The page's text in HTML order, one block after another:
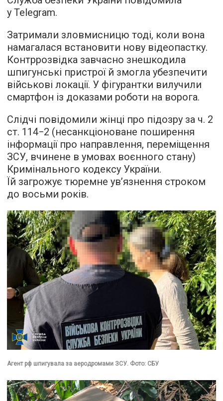
у Telegram.
Затримали зловмисницю тоді, коли вона
намагалася встановити нову відеопастку.
Контррозвідка завчасно знешкодила
шпигунські пристрої й змогла убезпечити
військові локації. У фігурантки вилучили
смартфон із доказами роботи на ворога.
Слідчі повідомили жінці про підозру за ч. 2
ст. 114−2 (несанкціоноване поширення
інформації про направлення, переміщення
ЗСУ, вчинене в умовах воєнного стану)
Кримінального кодексу України.
Їй загрожує тюремне ув’язнення строком
до восьми років.
Агент рф шпигувала за аеродромами ЗСУ. Фото: СБУ